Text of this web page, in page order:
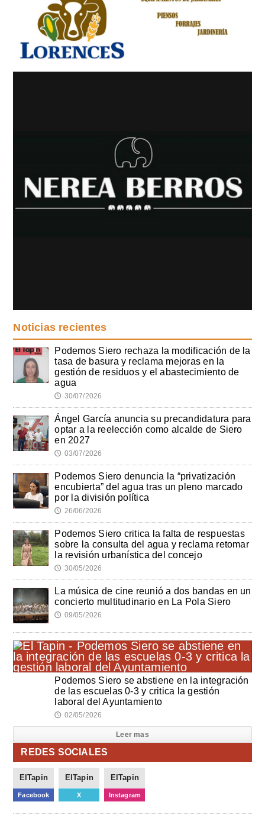
Noticias recientes
Podemos Siero rechaza la modificación de la
tasa de basura y reclama mejoras en la
gestión de residuos y el abastecimiento de
agua
🕔 30/07/2026
Ángel García anuncia su precandidatura para
optar a la reelección como alcalde de Siero
en 2027
🕔 03/07/2026
Podemos Siero denuncia la “privatización
encubierta” del agua tras un pleno marcado
por la división política
🕔 26/06/2026
Podemos Siero critica la falta de respuestas
sobre la consulta del agua y reclama retomar
la revisión urbanística del concejo
🕔 30/05/2026
La música de cine reunió a dos bandas en un
concierto multitudinario en La Pola Siero
🕔 09/05/2026
Podemos Siero se abstiene en la integración
de las escuelas 0-3 y critica la gestión
laboral del Ayuntamiento
🕔 02/05/2026
Leer mas
REDES SOCIALES
ElTapin
Facebook
ElTapin
X
ElTapin
Instagram